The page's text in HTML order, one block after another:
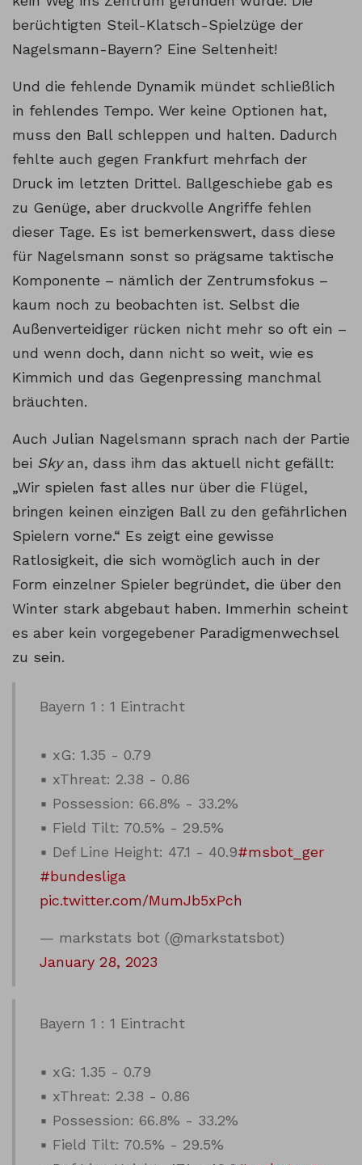
berüchtigten Steil-Klatsch-Spielzüge der
Nagelsmann-Bayern? Eine Seltenheit!
Und die fehlende Dynamik mündet schließlich
in fehlendes Tempo. Wer keine Optionen hat,
muss den Ball schleppen und halten. Dadurch
fehlte auch gegen Frankfurt mehrfach der
Druck im letzten Drittel. Ballgeschiebe gab es
zu Genüge, aber druckvolle Angriffe fehlen
dieser Tage. Es ist bemerkenswert, dass diese
für Nagelsmann sonst so prägsame taktische
Komponente – nämlich der Zentrumsfokus –
kaum noch zu beobachten ist. Selbst die
Außenverteidiger rücken nicht mehr so oft ein –
und wenn doch, dann nicht so weit, wie es
Kimmich und das Gegenpressing manchmal
bräuchten.
Auch Julian Nagelsmann sprach nach der Partie
bei Skyan, dass ihm das aktuell nicht gefällt:
„Wir spielen fast alles nur über die Flügel,
bringen keinen einzigen Ball zu den gefährlichen
Spielern vorne.“ Es zeigt eine gewisse
Ratlosigkeit, die sich womöglich auch in der
Form einzelner Spieler begründet, die über den
Winter stark abgebaut haben. Immerhin scheint
es aber kein vorgegebener Paradigmenwechsel
zu sein.
Bayern 1 : 1 Eintracht
▪ xG: 1.35 - 0.79
▪ xThreat: 2.38 - 0.86
▪ Possession: 66.8% - 33.2%
▪ Field Tilt: 70.5% - 29.5%
▪ Def Line Height: 47.1 - 40.9#msbot_ger
#bundesliga
pic.twitter.com/MumJb5xPch
— markstats bot (@markstatsbot)
January 28, 2023
Bayern 1 : 1 Eintracht
▪ xG: 1.35 - 0.79
▪ xThreat: 2.38 - 0.86
▪ Possession: 66.8% - 33.2%
▪ Field Tilt: 70.5% - 29.5%